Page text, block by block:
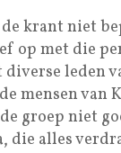
krant niet
op met die
diverse leden
mensen van
groep niet
die alles